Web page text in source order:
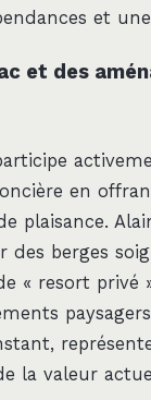
et
et des
en
plaisance.
des berges
« resort privé
la valeur